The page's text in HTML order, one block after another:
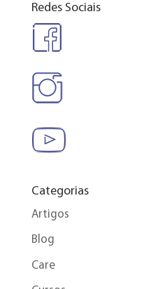
Redes Sociais
Categorias
Artigos
Blog
Care